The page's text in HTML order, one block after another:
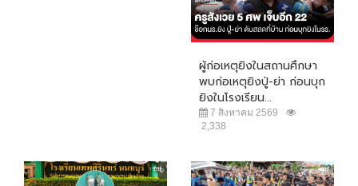
ผู้ก่อเหตุยิงในสถานศึกษา
พบก่อเหตุยิงปู่-ย่า ก่อนบุก
ยิงในโรงเรียน...
7 สิงหาคม 2569
2,338